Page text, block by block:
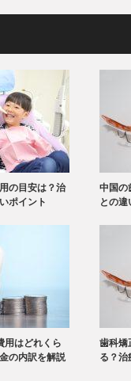
の目安は？治
ポイント
中国の
との
用はどれくら
の内訳を解説
歯科矯
る？治